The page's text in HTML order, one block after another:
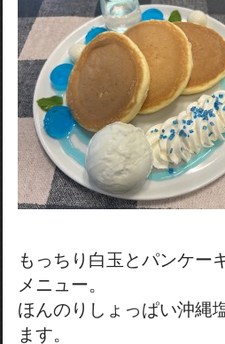
もっちり白玉とパンケー
メニュー。
ほんのりしょっぱい沖縄
ます。